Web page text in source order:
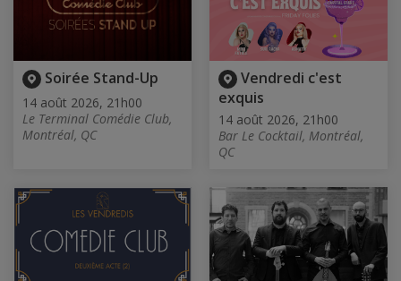
Soirée Stand-Up
14 août 2026, 21h00
Le Terminal Comédie Club,
Montréal, QC
Vendredi c'est
exquis
14 août 2026, 21h00
Bar Le Cocktail, Montréal,
QC